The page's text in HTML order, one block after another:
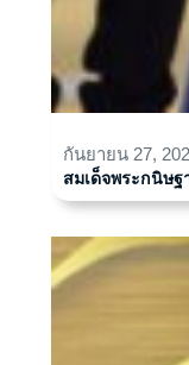
กันยายน 27,
สมเด็จพระกนิษ